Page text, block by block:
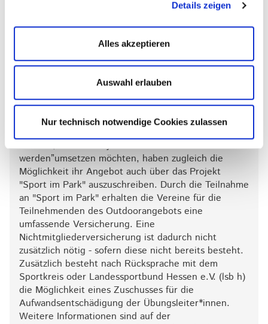
Details zeigen
Alles akzeptieren
Auswahl erlauben
Nur technisch notwendige Cookies zulassen
von „Vereint geht’s besser“ zu werden? Die Vereine, die
und Gemeinschaft in Hessen lebendig werden.
Kooperation mit lsb h im Projekt
"Sport im Park"
Vereine, die das Projekt “Gemeinsam aktiv
werden”umsetzen möchten, haben zugleich die
Möglichkeit ihr Angebot auch über das Projekt
"Sport im Park" auszuschreiben. Durch die Teilnahme
an "Sport im Park" erhalten die Vereine für die
Teilnehmenden des Outdoorangebots eine
umfassende Versicherung. Eine
Nichtmitgliederversicherung ist dadurch nicht
zusätzlich nötig - sofern diese nicht bereits besteht.
Zusätzlich besteht nach Rücksprache mit dem
Sportkreis oder Landessportbund Hessen e.V. (lsb h)
die Möglichkeit eines Zuschusses für die
Aufwandsentschädigung der Übungsleiter*innen.
Weitere Informationen sind auf der